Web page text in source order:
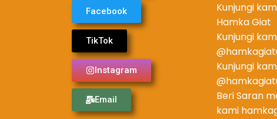
Facebook
Kunjungi
Hamka Giat
TikTok
Kunjungi
Instagram
Kunjungi
Email
Beri Saran
kami